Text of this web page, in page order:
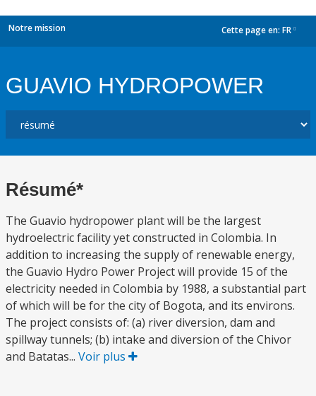
Notre mission Cette page en: FR
GUAVIO HYDROPOWER
Résumé*
The Guavio hydropower plant will be the largest
hydroelectric facility yet constructed in Colombia. In
addition to increasing the supply of renewable energy,
the Guavio Hydro Power Project will provide 15 of the
electricity needed in Colombia by 1988, a substantial part
of which will be for the city of Bogota, and its environs.
The project consists of: (a) river diversion, dam and
spillway tunnels; (b) intake and diversion of the Chivor
and Batatas... Voir plus